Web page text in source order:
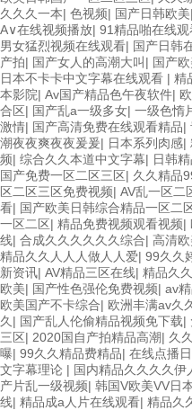
久久久一本| 色视频| 国产日韩欧美|
A∨在线视频播放| 91精品啪在线
男女猛烈视频在线观看| 国产日韩
产拍| 国产女人的高潮大叫 | 国产
日本不卡卡中文字幕在线观看 | 精
本影院| Av国产精品色午夜软件|
合区| 国产乱a一级多女| 一级色惰
激情| 国产高清免费在线观看精品|
潮夜夜爽夜夜爰爰| 日本系列肉感|
频| 综合久久本道中文字幕| 日韩
国产免费一区二区三区| 久久精品
区二区三区免费视频| AV乱一区二
看| 国产欧美日韩综合精品一区二
一区二区| 精品免费视频观看视频|
线| 合成久久久久久久综合| 高清
精品久久人人人做人人爱| 99久久
新资讯| AV精品三区在线| 精品久
欧美| 国产性色强伦免费视频| av
欧美国产不卡综合| 欧洲丰满av久久
久 | 国产乱人伦偷精品视频免下载|
三区| 2020国自产拍精品高潮| 久
曝| 99久久精品费精品| 在线点播
文字幕理论 | 国内精品久久久久伊
产片乱一级视频| 韩国V欧美VV日
线| 精品成a人片在线观看| 精品久